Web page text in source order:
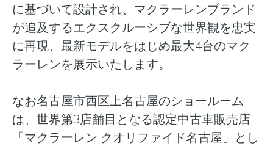
に基づいて設計され、マクラーレンブランド
が追及するエクスクルーシブな世界観を忠実
に再現、最新モデルをはじめ最大4台のマク
ラーレンを展示いたします。
なお名古屋市西区上名古屋のショールーム
は、世界第3店舗目となる認定中古車販売店
「マクラーレン クオリファイド名古屋」とし